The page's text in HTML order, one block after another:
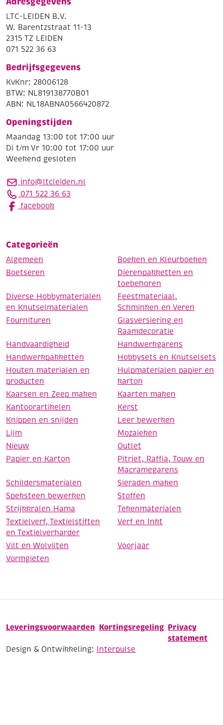
LTC-LEIDEN B.V.
W. Barentzstraat 11-13
2315 TZ LEIDEN
071 522 36 63
Bedrijfsgegevens
KvKnr: 28006128
BTW: NL819138770B01
ABN: NL18ABNA0566420872
Openingstijden
Maandag 13:00 tot 17:00 uur
Di t/m Vr 10:00 tot 17:00 uur
Weekend gesloten
info@ltcleiden.nl
071 522 36 63
facebook
Categorieën
Algemeen
Boeken en Kleurboeken
Boetseren
Dierenpakketten en
toebehoren
Diverse Hobbymaterialen
en Knutselmaterialen
Feestmateriaal,
Schminken en Veren
Fournituren
Glasversiering en
Raamdecoratie
Handvaardigheid
Handwerkgarens
Handwerkpakketten
Hobbysets en Knutselsets
Houten materialen en
producten
Hulpmaterialen papier en
karton
Kaarsen en Zeep maken
Kaarten maken
Kantoorartikelen
Kerst
Knippen en snijden
Leer bewerken
Lijm
Mozaieken
Nieuw
Outlet
Papier en Karton
Pitriet, Raffia, Touw en
Macramegarens
Schildersmaterialen
Sieraden maken
Speksteen bewerken
Stoffen
Strijkkralen Hama
Tekenmaterialen
Textielverf, Textielstiften
en Textielverharder
Verf en Inkt
Vilt en Wolvilten
Voorjaar
Vormgieten
Leveringsvoorwaarden Kortingsregeling Privacy
statement
Design & Ontwikkeling: Interpulse